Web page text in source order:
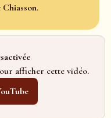
Chiasson.
afficher cette vidéo.